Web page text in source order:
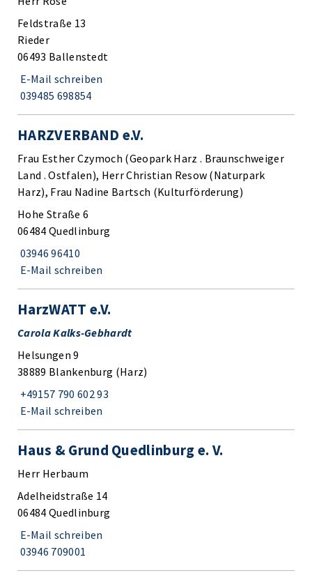
Feldstraße 13
Rieder
06493 Ballenstedt
E-Mail schreiben
039485 698854
HARZVERBAND e.V.
Frau Esther Czymoch (Geopark Harz . Braunschweiger
Land . Ostfalen), Herr Christian Resow (Naturpark
Harz), Frau Nadine Bartsch (Kulturförderung)
Hohe Straße 6
06484 Quedlinburg
03946 96410
E-Mail schreiben
HarzWATT e.V.
Carola Kalks-Gebhardt
Helsungen 9
38889 Blankenburg (Harz)
+49157 790 602 93
E-Mail schreiben
Haus & Grund Quedlinburg e. V.
Herr Herbaum
Adelheidstraße 14
06484 Quedlinburg
E-Mail schreiben
03946 709001